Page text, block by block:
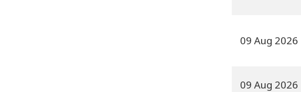
09 Aug 2026
09 Aug 2026